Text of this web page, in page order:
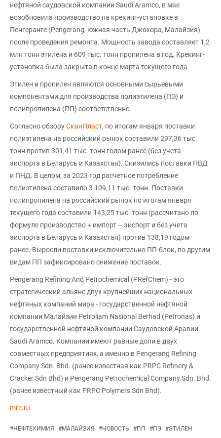
нефтяной саудовской компании Saudi Aramco, в мае
возобновила производство на крекинг-установке в
Пенгеранге (Pengerang, южная часть Джохора, Малайзия)
после проведения ремонта. Мощность завода составляет 1,2
млн тонн этилена и 609 тыс. тонн пропилена в год. Крекинг-
установка была закрыта в конце марта текущего года.
Этилен и пропилен являются основными сырьевыми
компонентами для производства полиэтилена (ПЭ) и
полипропилена (ПП) соответственно.
Согласно обзоруСканПласт, по итогам января поставки
полиэтилена на российский рынок составили 297,36 тыс.
тонн против 301,41 тыс. тонн годом ранее (без учета
экспорта в Беларусь и Казахстан). Снизились поставки ПВД
и ПНД. В целом, за 2023 год расчетное потребление
полиэтилена составило 3 109,11 тыс. тонн. Поставки
полипропилена на российский рынок по итогам января
текущего года составили 143,25 тыс. тонн (рассчитано по
формуле производство + импорт – экспорт и без учета
экспорта в Беларусь и Казахстан) против 138,19 годом
ранее. Выросли поставки исключительно ПП-блок, по другим
видам ПП зафиксировано снижение поставок.
Pengerang Refining And Petrochemical (PRefChem) - это
стратегический альянс двух крупнейших национальных
нефтяных компаний мира - государственной нефтяной
компании Малайзии Petroliam Nasional Berhad (Petronas) и
государственной нефтяной компании Саудовской Аравии
Saudi Aramco. Компании имеют равные доли в двух
совместных предприятиях, а именно в Pengerang Refining
Company Sdn. Bhd. (ранее известная как PRPC Refinery &
Cracker Sdn Bhd) и Pengerang Petrochemical Company Sdn. Bhd.
(ранее известный как PRPC Polymers Sdn Bhd).
mrc.ru
#НЕФТЕХИМИЯ #МАЛАЙЗИЯ #НОВОСТЬ #ПП #ПЭ #ЭТИЛЕН